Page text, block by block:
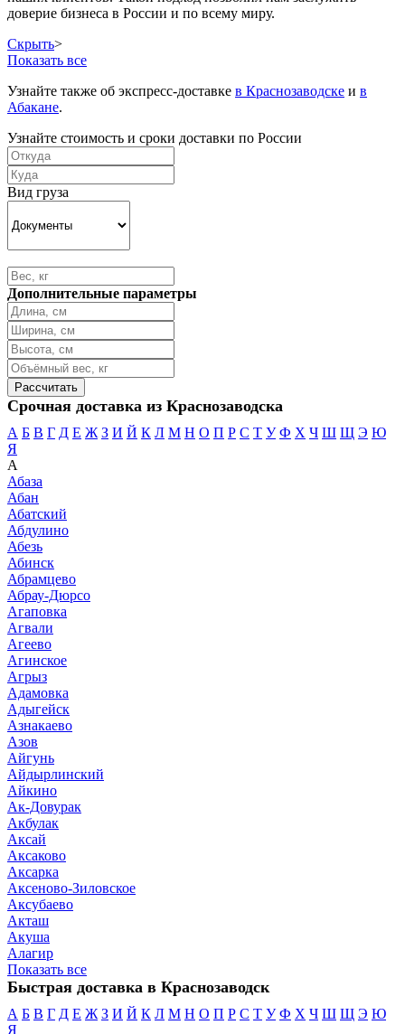
доверие бизнеса в России и по всему миру.
Скрыть>
Показать все
Узнайте также об экспресс-доставке в Краснозаводске и в
Абакане.
Узнайте стоимость и сроки доставки по России
Вид груза
Дополнительные параметры
Срочная доставка из Краснозаводска
А Б В Г Д Е Ж З И Й К Л М Н О П Р С Т У Ф Х Ч Ш Щ Э Ю
Я
А
Абаза
Абан
Абатский
Абдулино
Абезь
Абинск
Абрамцево
Абрау-Дюрсо
Агаповка
Агвали
Агеево
Агинское
Агрыз
Адамовка
Адыгейск
Азнакаево
Азов
Айгунь
Айдырлинский
Айкино
Ак-Довурак
Акбулак
Аксай
Аксаково
Аксарка
Аксеново-Зиловское
Аксубаево
Акташ
Акуша
Алагир
Показать все
Быстрая доставка в Краснозаводск
А Б В Г Д Е Ж З И Й К Л М Н О П Р С Т У Ф Х Ч Ш Щ Э Ю
Я